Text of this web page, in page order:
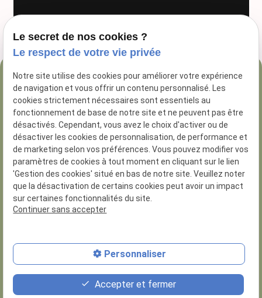
04 84 89 16 47
54 Rue George
13005 Marseille
N° de Siret :81285926200014
Numero d'habilitation : 8.13.01.30
Plan du site
Mentions légales
Politique de confidentialité
Gestion des cookies
Le secret de nos cookies ?
Le respect de votre vie privée
Notre site utilise des cookies pour améliorer votre expérience
de navigation et vous offrir un contenu personnalisé. Les
cookies strictement nécessaires sont essentiels au
fonctionnement de base de notre site et ne peuvent pas être
désactivés. Cependant, vous avez le choix d'activer ou de
désactiver les cookies de personnalisation, de performance et
de marketing selon vos préférences. Vous pouvez modifier vos
paramètres de cookies à tout moment en cliquant sur le lien
'Gestion des cookies' situé en bas de notre site. Veuillez noter
que la désactivation de certains cookies peut avoir un impact
sur certaines fonctionnalités du site.
Continuer sans accepter
Personnaliser
Accepter et fermer